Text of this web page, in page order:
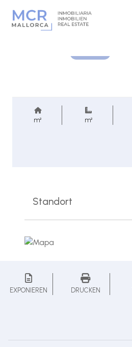
m² m²
Standort
EXPONIEREN DRUCKEN